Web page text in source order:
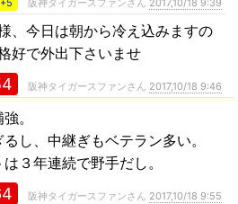
、今日は朝から冷え込みますの
好で外出下さいませ
阪神タイガースファンさん 2017,10/18 9:46
。
し、中継ぎもベテラン多い。
３年連続で野手だし。
阪神タイガースファンさん 2017,10/18 9:55